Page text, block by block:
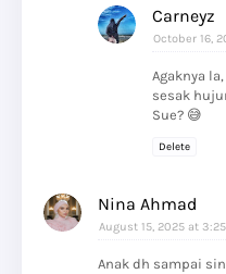
Carneyz
October 16,
Agaknya
sesak
Sue? 😅
Delete
Nina Ahmad
August 15, 2025 at 3:25
Anak dh sampai